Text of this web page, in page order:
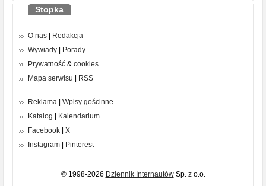
Stopka
O nas
Redakcja
Wywiady
Porady
Prywatność & cookies
Mapa serwisu
RSS
Reklama
Wpisy gościnne
Katalog
Kalendarium
Facebook
X
Instagram
Pinterest
© 1998-2026 Dziennik InternautówSp. z o.o.